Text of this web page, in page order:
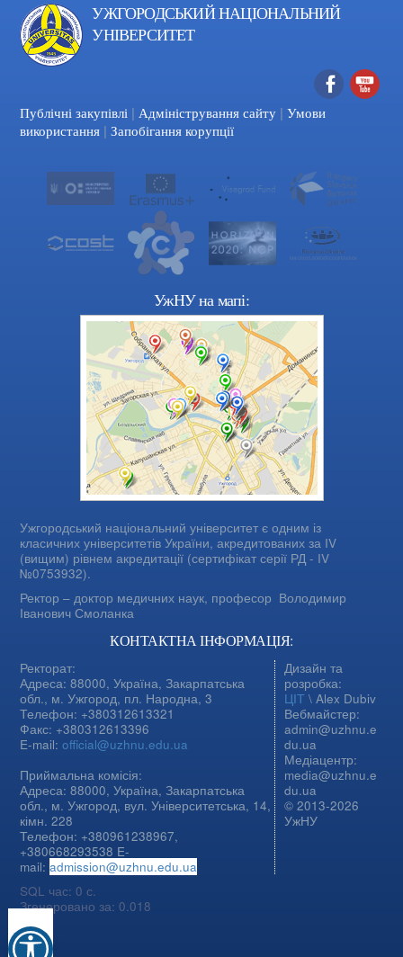
УЖГОРОДСЬКИЙ НАЦІОНАЛЬНИЙ
УНІВЕРСИТЕТ
Facebook
Публічні закупівлі | Адміністрування сайту | Умови
використання | Запобігання корупції
УжНУ на мапі:
Ужгородський національний університет є одним із
класичних університетів України, акредитованих за IV
(вищим) рівнем акредитації (сертифікат серії РД - IV
№0753932).
Ректор – доктор медичних наук, професор Володимир
Іванович Смоланка
КОНТАКТНА ІНФОРМАЦІЯ:
Ректорат:
Адреса: 88000, Україна, Закарпатська
обл., м. Ужгород, пл. Народна, 3
Телефон: +380312613321
Факс: +380312613396
E-mail:official@uzhnu.edu.ua
Приймальна комісія:
Адреса: 88000, Україна, Закарпатська
обл., м. Ужгород, вул. Університетська, 14,
кімн. 228
Телефон: +380961238967,
+380668293538 E-
mail:admission@uzhnu.edu.ua
Дизайн та
розробка:
ЦІТ \ Alex Dubiv
Вебмайстер:
admin@uzhnu.e
du.ua
Медіацентр:
media@uzhnu.e
du.ua
© 2013-2026
УжНУ
SQL час: 0 с.
Згенеровано за: 0.018